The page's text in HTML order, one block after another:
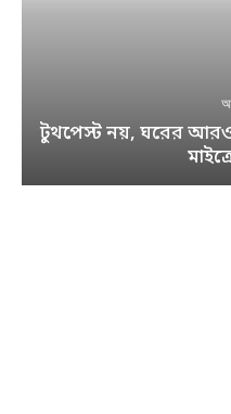
টুথপেস্ট নয়, ঘরের